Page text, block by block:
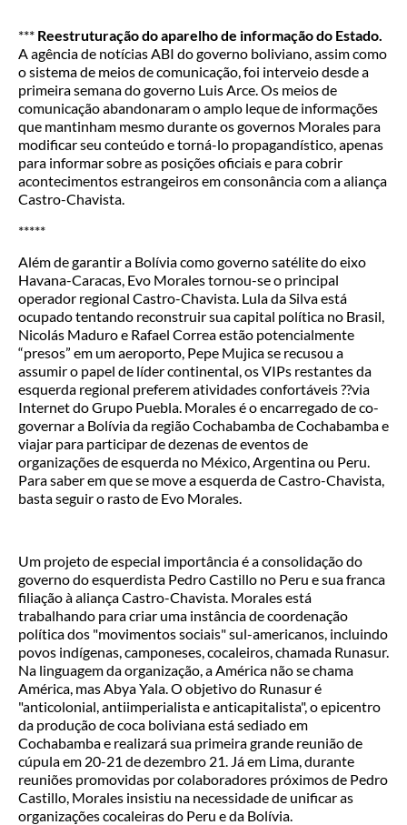
*** Reestruturação do aparelho de informação do Estado.
A agência de notícias ABI do governo boliviano, assim como
o sistema de meios de comunicação, foi interveio desde a
primeira semana do governo Luis Arce. Os meios de
comunicação abandonaram o amplo leque de informações
que mantinham mesmo durante os governos Morales para
modificar seu conteúdo e torná-lo propagandístico, apenas
para informar sobre as posições oficiais e para cobrir
acontecimentos estrangeiros em consonância com a aliança
Castro-Chavista.
*****
Além de garantir a Bolívia como governo satélite do eixo
Havana-Caracas, Evo Morales tornou-se o principal
operador regional Castro-Chavista. Lula da Silva está
ocupado tentando reconstruir sua capital política no Brasil,
Nicolás Maduro e Rafael Correa estão potencialmente
“presos” em um aeroporto, Pepe Mujica se recusou a
assumir o papel de líder continental, os VIPs restantes da
esquerda regional preferem atividades confortáveis ??via
Internet do Grupo Puebla. Morales é o encarregado de co-
governar a Bolívia da região Cochabamba de Cochabamba e
viajar para participar de dezenas de eventos de
organizações de esquerda no México, Argentina ou Peru.
Para saber em que se move a esquerda de Castro-Chavista,
basta seguir o rasto de Evo Morales.
Um projeto de especial importância é a consolidação do
governo do esquerdista Pedro Castillo no Peru e sua franca
filiação à aliança Castro-Chavista. Morales está
trabalhando para criar uma instância de coordenação
política dos "movimentos sociais" sul-americanos, incluindo
povos indígenas, camponeses, cocaleiros, chamada Runasur.
Na linguagem da organização, a América não se chama
América, mas Abya Yala. O objetivo do Runasur é
"anticolonial, antiimperialista e anticapitalista", o epicentro
da produção de coca boliviana está sediado em
Cochabamba e realizará sua primeira grande reunião de
cúpula em 20-21 de dezembro 21. Já em Lima, durante
reuniões promovidas por colaboradores próximos de Pedro
Castillo, Morales insistiu na necessidade de unificar as
organizações cocaleiras do Peru e da Bolívia.